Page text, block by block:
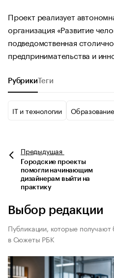
Проект реализует
организация «Развитие
подведомственная
предпринимательства и
Рубрики Теги
IT и технологии
Предыдущая
Городские проекты
помогли начинающим
дизайнерам выйти на
практику
Выбор редакции
Публикации, которые
в Сюжеты РБК